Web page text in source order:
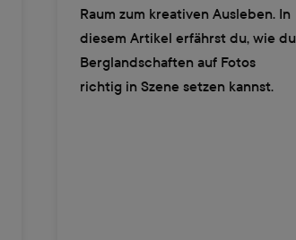
Raum zum kreativen Ausleben. In
diesem Artikel erfährst du, wie du
Berglandschaften auf Fotos
richtig in Szene setzen kannst.